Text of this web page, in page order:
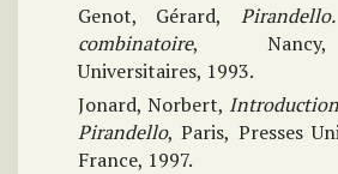
Genot, Gérard,
combinatoire, Nancy,
Universitaires, 1993.
Jonard, Norbert,
Pirandello, Paris, Presses
France, 1997.